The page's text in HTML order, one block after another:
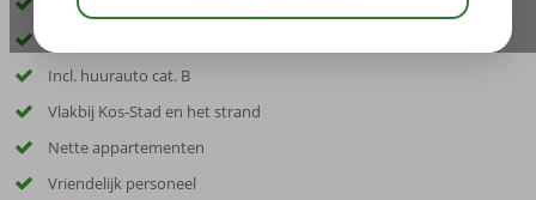
Incl. huurauto cat. B
Vlakbij Kos-Stad en het strand
Nette appartementen
Vriendelijk personeel